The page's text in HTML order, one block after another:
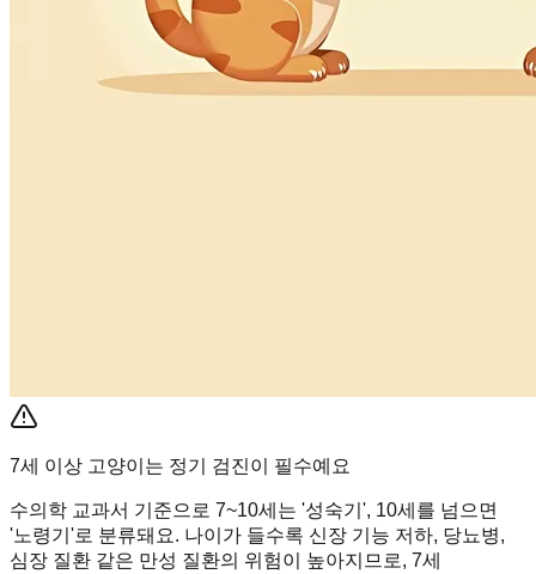
7세 이상 고양이는 정기 검진이 필수예요
수의학 교과서 기준으로 7~10세는 '성숙기', 10세를 넘으면
'노령기'로 분류돼요. 나이가 들수록 신장 기능 저하, 당뇨병,
심장 질환 같은 만성 질환의 위험이 높아지므로, 7세